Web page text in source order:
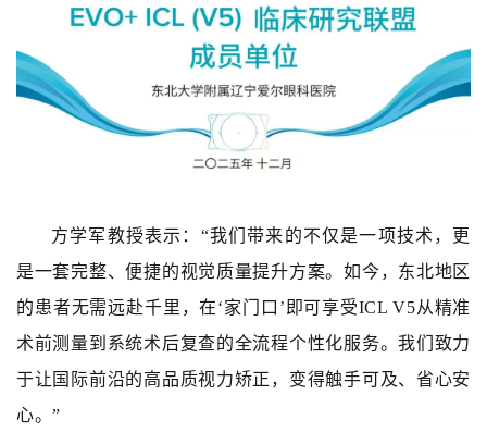
方学军教授表示： “我们带来的不仅是一项技术，更
是一套完整、便捷的视觉质量提升方案。如今，东北地区
的患者无需远赴千里，在‘家门口’即可享受ICL V5从精准
术前测量到系统术后复查的全流程个性化服务。我们致力
于让国际前沿的高品质视力矫正，变得触手可及、省心安
心。”